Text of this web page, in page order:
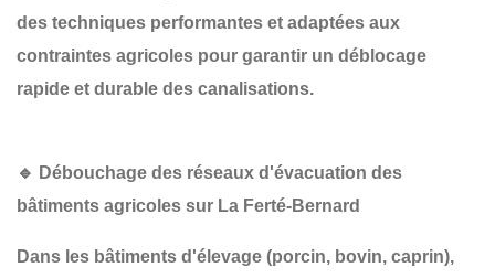
des techniques performantes et adaptées aux
contraintes agricoles pour garantir un déblocage
rapide et durable des canalisations.
🔹 Débouchage des réseaux d'évacuation des
bâtiments agricoles sur La Ferté-Bernard
Dans les bâtiments d'élevage (porcin, bovin, caprin),